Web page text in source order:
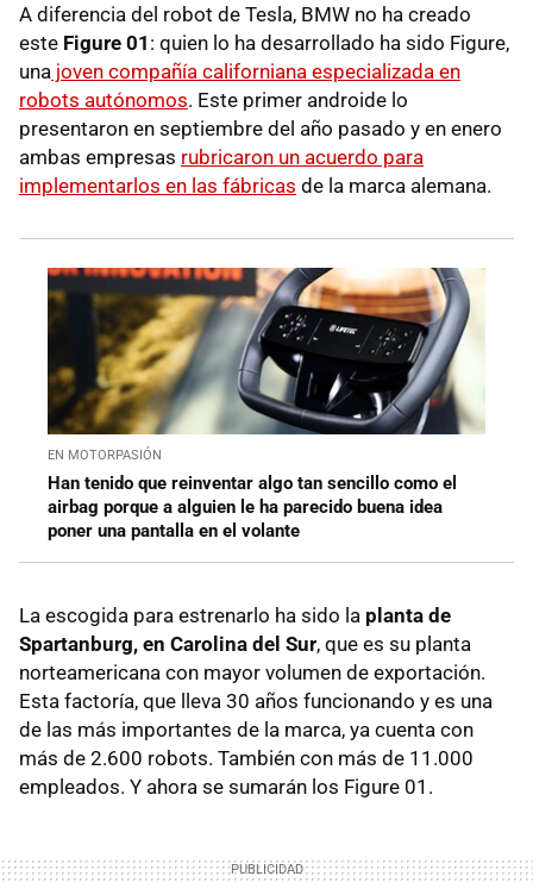
A diferencia del robot de Tesla, BMW no ha creado
este Figure 01 : quien lo ha desarrollado ha sido Figure,
una joven compañía californiana especializada en
robots autónomos. Este primer androide lo
presentaron en septiembre del año pasado y en enero
ambas empresas rubricaron un acuerdo para
implementarlos en las fábricas de la marca alemana.
EN MOTORPASIÓN
Han tenido que reinventar algo tan sencillo como el
airbag porque a alguien le ha parecido buena idea
poner una pantalla en el volante
La escogida para estrenarlo ha sido la planta de
Spartanburg, en Carolina del Sur, que es su planta
norteamericana con mayor volumen de exportación.
Esta factoría, que lleva 30 años funcionando y es una
de las más importantes de la marca, ya cuenta con
más de 2.600 robots. También con más de 11.000
empleados. Y ahora se sumarán los Figure 01.